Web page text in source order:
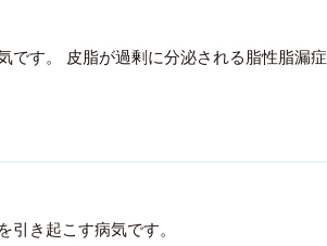
です。 皮脂が過剰に分泌される脂性脂漏症
き起こす病気です。